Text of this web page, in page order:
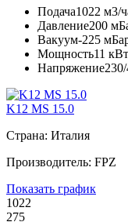
Подача1022 м3/
Давление200
Вакуум-225
Мощность11 кВт
Напряжение
K12 MS 15.0
Страна: Италия
Производитель: FPZ
Показать график
1022
275